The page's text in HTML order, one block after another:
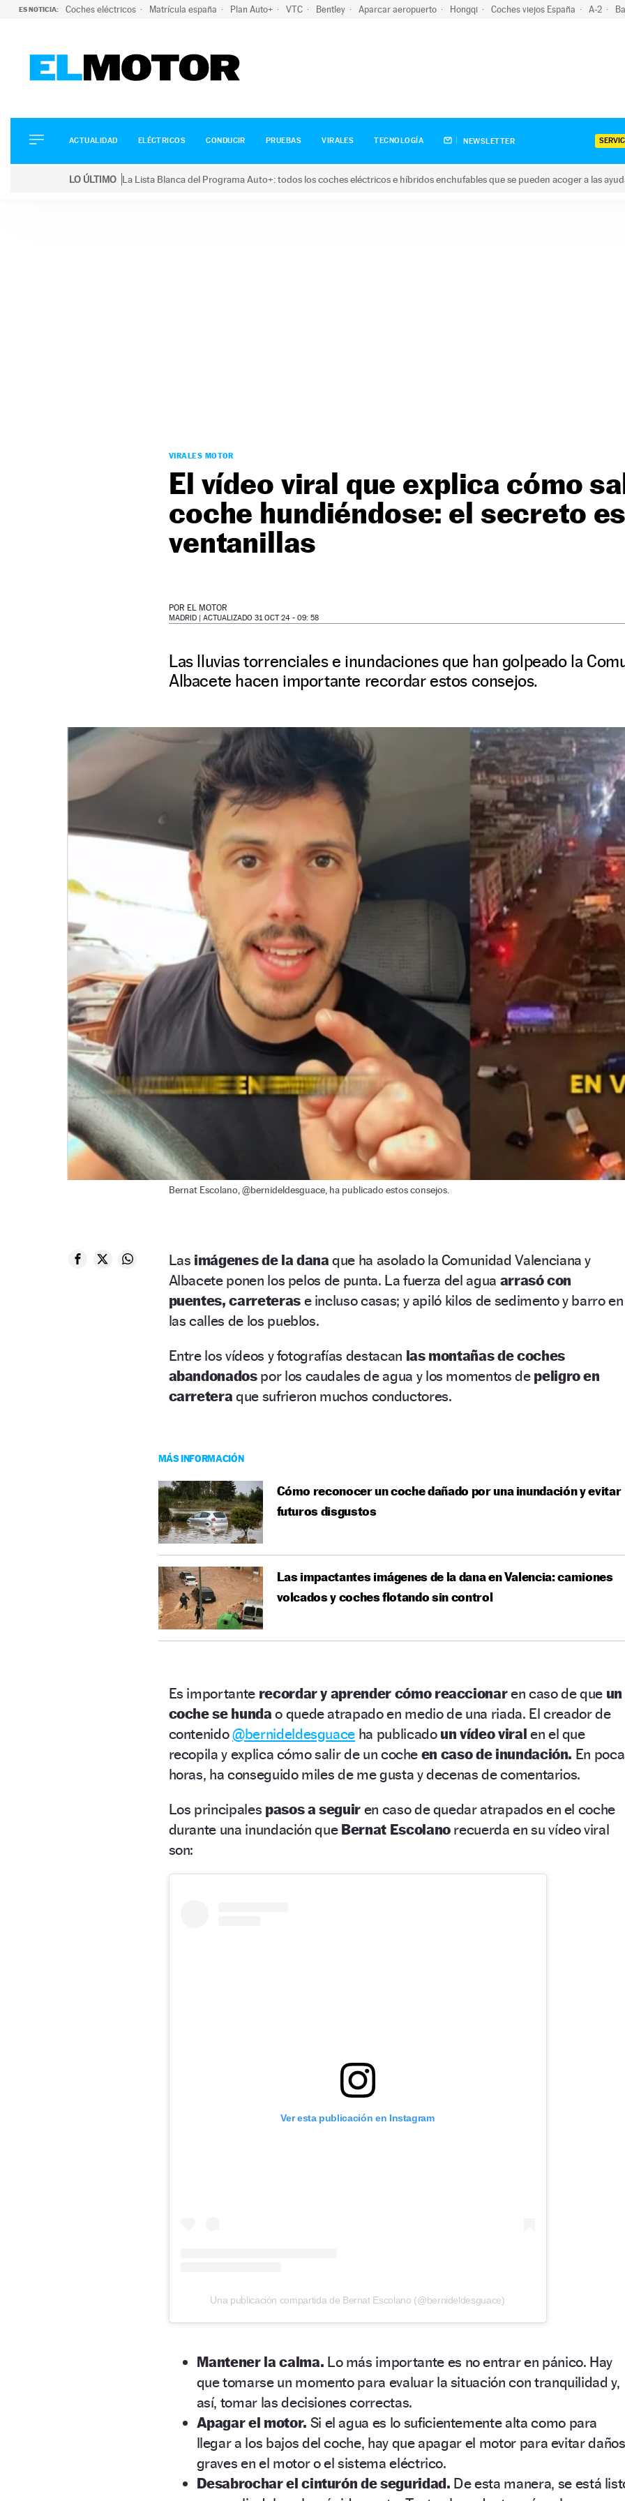
ES NOTICIA: Coches eléctricos Matrícula españa Plan Auto+ VTC Bentley Aparcar aeropuerto Hongqi Coches viejos España A-2
ELÉCTRICOS
CONDUCIR
ACTUALIDAD ELÉCTRICOS CONDUCIR PRUEBAS VIRALES TECNOLOGÍA NEWSLETTER
LO ÚLTIMO La Lista Blanca del Programa Auto+: todos los coches eléctricos e híbridos enchufables que se pueden acoger a las
VIRALES MOTOR
El vídeo viral que explica cómo
coche hundiéndose: el secreto
ventanillas
POR EL MOTOR
MADRID | ACTUALIZADO 31 OCT 24 - 09: 58
Las lluvias torrenciales e inundaciones que han golpeado la
Albacete hacen importante recordar estos consejos.
Bernat Escolano, @bernideldesguace, ha publicado estos consejos.
Las imágenes de la dana que ha asolado la Comunidad Valenciana y
Albacete ponen los pelos de punta. La fuerza del agua arrasó con
puentes, carreteras e incluso casas; y apiló kilos de sedimento y barro en
las calles de los pueblos.
Entre los vídeos y fotografías destacan las montañas de coches
abandonadospor los caudales de agua y los momentos de peligro en
carretera que sufrieron muchos conductores.
MÁS INFORMACIÓN
Cómo reconocer un coche dañado por una inundación y evitar
futuros disgustos
Las impactantes imágenes de la dana en Valencia: camiones
volcados y coches flotando sin control
Es importanterecordar y aprender cómo reaccionaren caso de que un
coche se hundao quede atrapado en medio de una riada. El creador de
contenido@bernideldesguace ha publicado un vídeo viral en el que
recopila y explica cómo salir de un coche en caso de inundación. En
horas, ha conseguido miles de me gusta y decenas de comentarios.
Los principales pasos a seguir en caso de quedar atrapados en el coche
durante una inundación queBernat Escolano recuerda en su vídeo viral
son:
Ver esta publicación en Instagram
Una publicación compartida de Bernat Escolano (@bernideldesguace)
Mantener la calma. Lo más importante es no entrar en pánico. Hay
que tomarse un momento para evaluar la situación con tranquilidad y,
así, tomar las decisiones correctas.
Apagar el motor. Si el agua es lo suficientemente alta como para
llegar a los bajos del coche, hay que apagar el motor para evitar daños
graves en el motor o el sistema eléctrico.
Desabrochar el cinturón de seguridad. De esta manera, se está